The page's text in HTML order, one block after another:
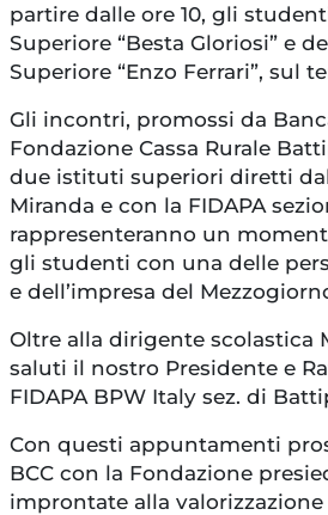
partire dalle ore 10, gli
Superiore “Besta Gloriosi” e
Superiore “Enzo Ferrari”, sul
Gli incontri, promossi da
Fondazione Cassa Rurale
due istituti superiori diretti
Miranda e con la FIDAPA
rappresenteranno un
gli studenti con una delle
e dell’impresa del
Oltre alla dirigente scolastica
saluti il nostro Presidente e
FIDAPA BPW Italy sez. di
Con questi appuntamenti
BCC con la Fondazione
improntate alla